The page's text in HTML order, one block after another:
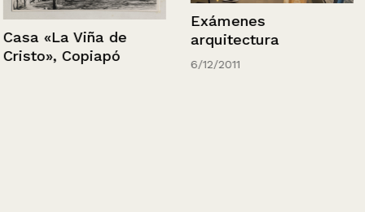
Casa «La Viña de
Cristo», Copiapó
Exámenes
arquitectura
6/12/2011